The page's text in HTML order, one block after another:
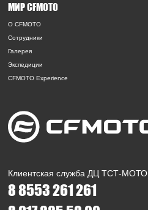
Клиентская служба ДЦ ТСТ-МОТО
8 8553 261 261
МИР CFMOTO
O CFMOTO
Сотрудники
Галерея
Экспедиции
CFMOTO Experience